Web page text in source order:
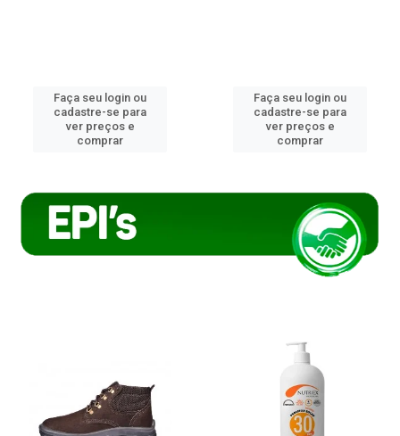
Faça seu login ou
cadastre-se para
ver preços e
comprar
Faça seu login ou
cadastre-se para
ver preços e
comprar